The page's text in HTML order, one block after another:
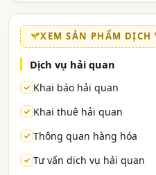
XEM SẢN PHẨM DỊCH
Dịch vụ hải quan
Khai báo hải quan
Khai thuê hải quan
Thông quan hàng hóa
Tư vấn dịch vụ hải quan